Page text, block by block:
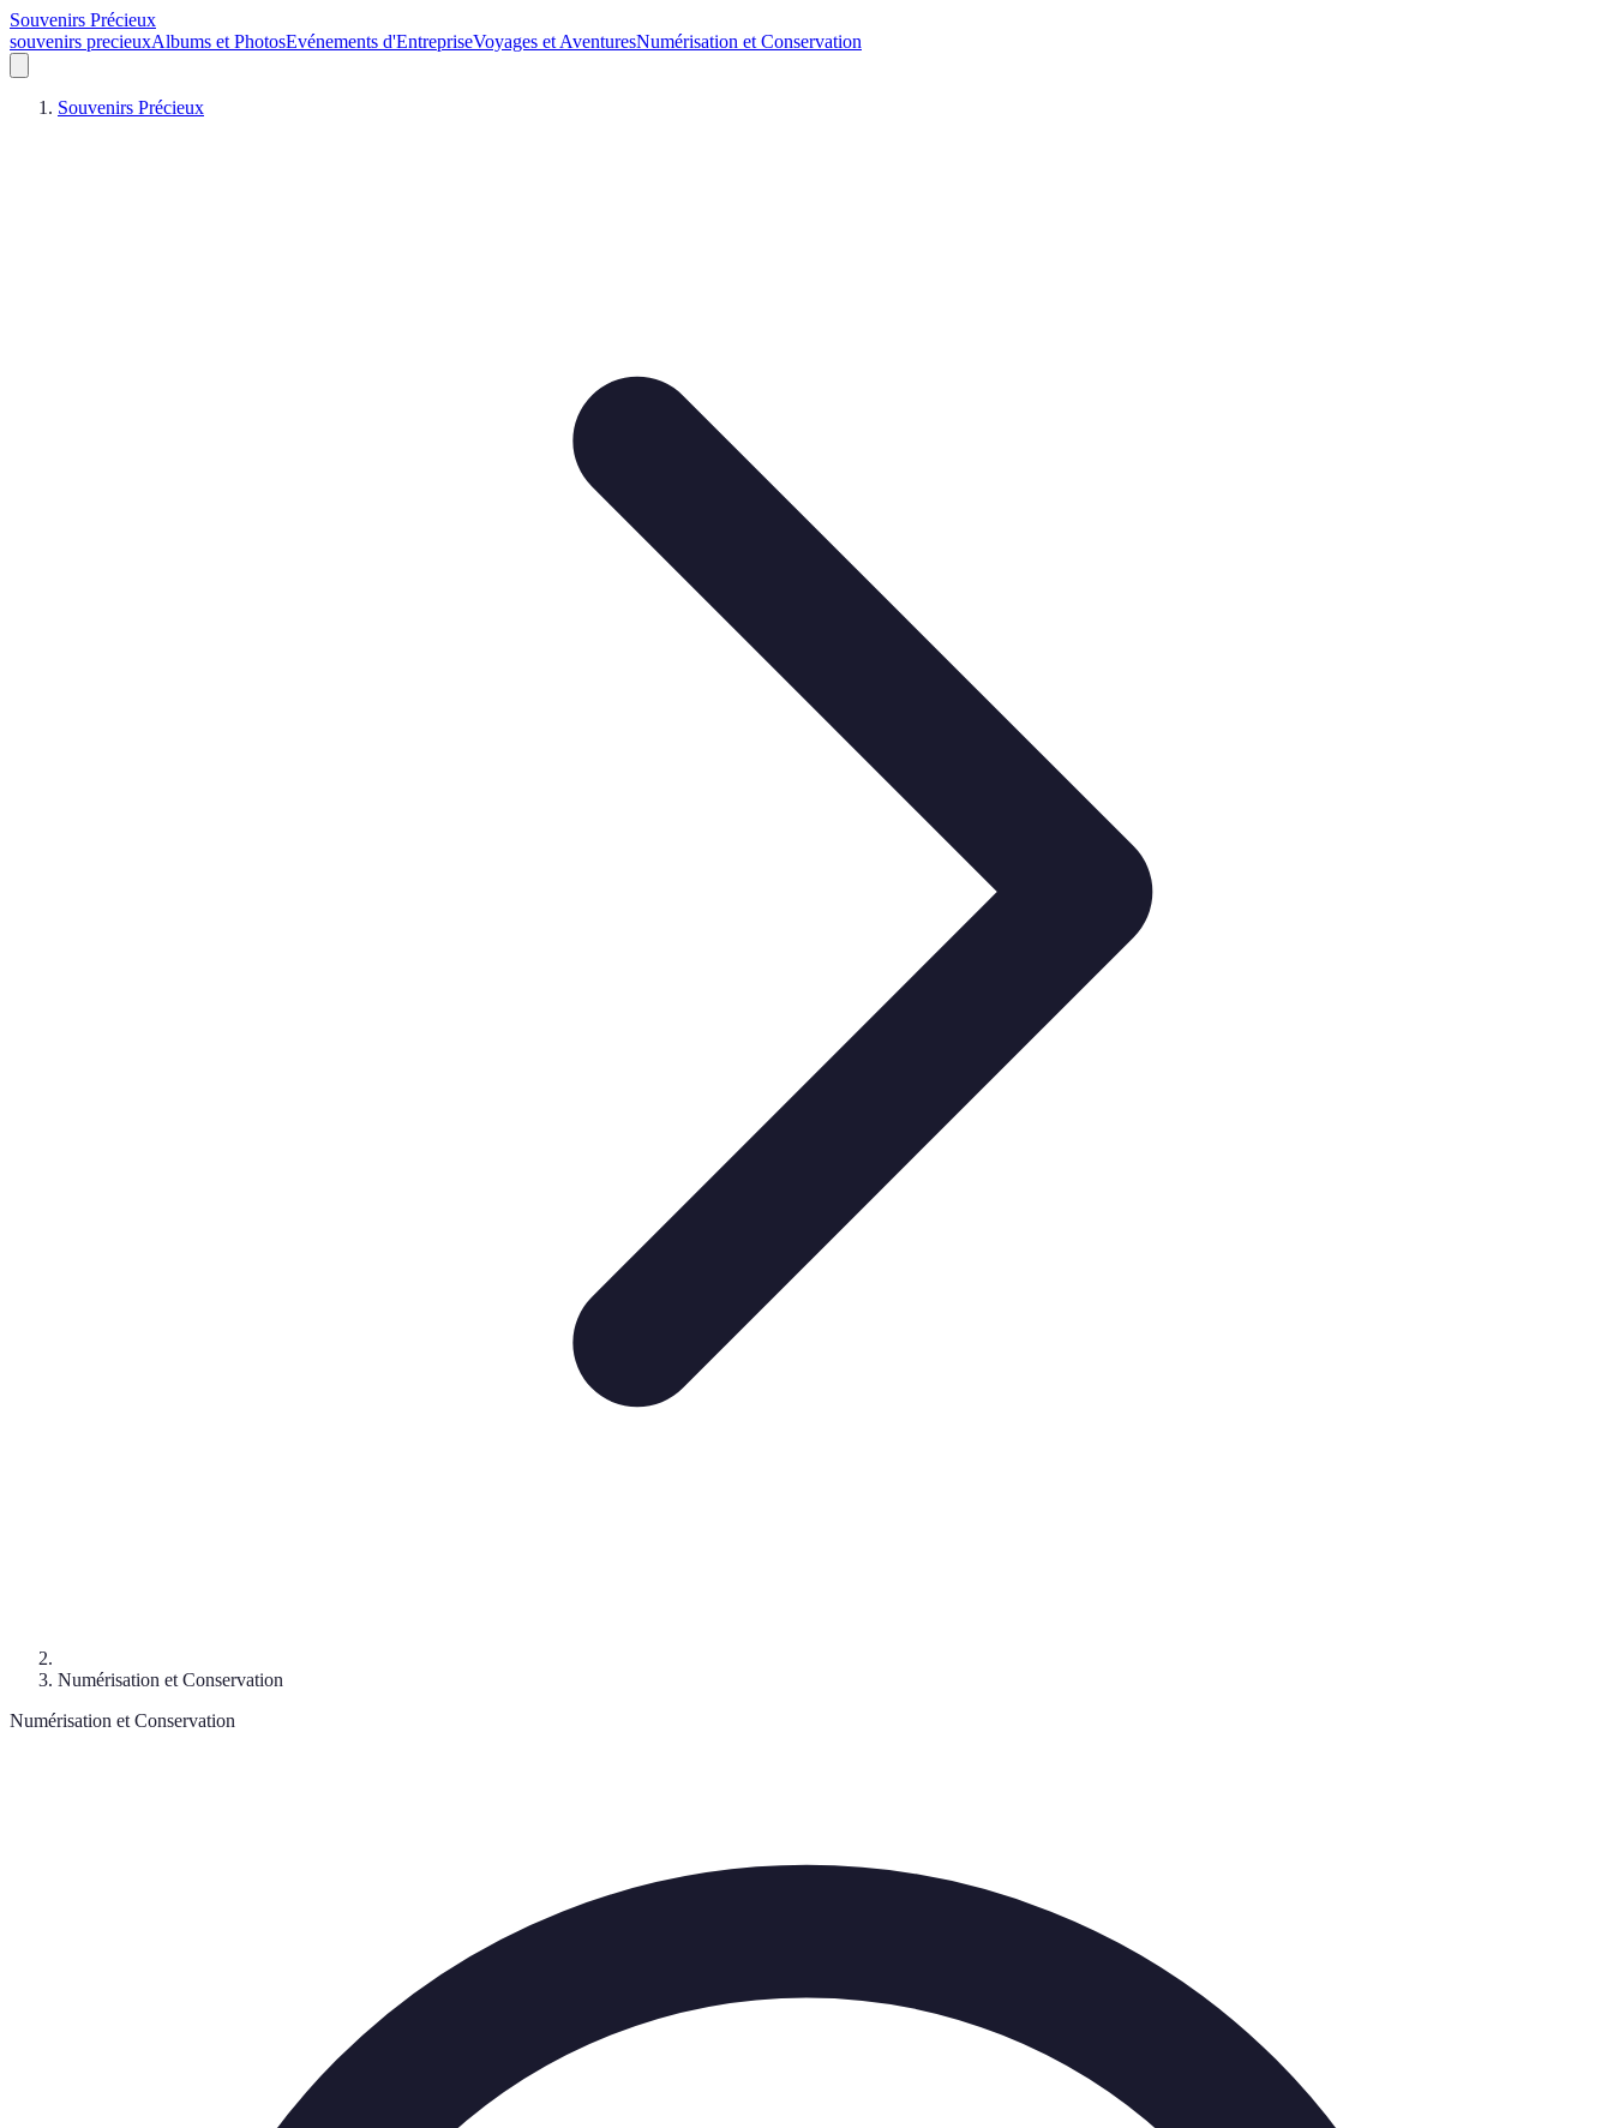
Souvenirs Précieux
souvenirs precieuxAlbums et PhotosEvénements d'EntrepriseVoyages et AventuresNumérisation et Conservation
Souvenirs Précieux
Numérisation et Conservation
Numérisation et Conservation